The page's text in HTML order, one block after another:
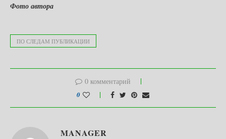
Фото автора
ПО СЛЕДАМ ПУБЛИКАЦИИ
0 комментарий
0
MANAGER